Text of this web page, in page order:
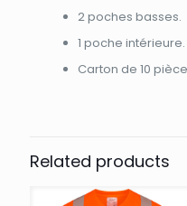
2 poches basses.
1 poche intérieure.
Carton de 10
Related products